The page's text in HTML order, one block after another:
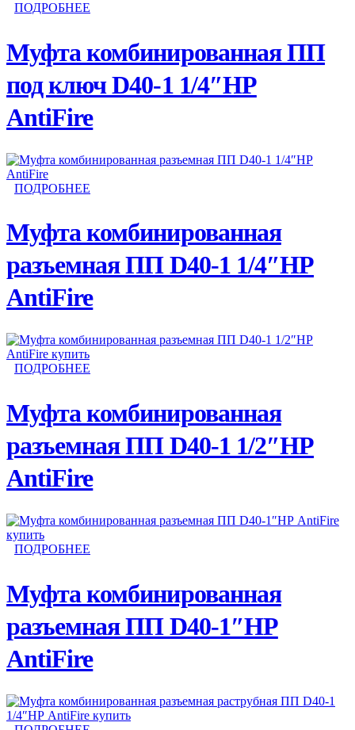
ПОДРОБНЕЕ
Муфта комбинированная ПП
под ключ D40-1 1/4″НР
AntiFire
ПОДРОБНЕЕ
Муфта комбинированная
разъемная ПП D40-1 1/4″НР
AntiFire
ПОДРОБНЕЕ
Муфта комбинированная
разъемная ПП D40-1 1/2″НР
AntiFire
ПОДРОБНЕЕ
Муфта комбинированная
разъемная ПП D40-1″НР
AntiFire